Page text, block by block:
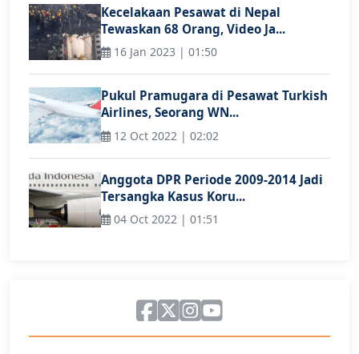
Kecelakaan Pesawat di Nepal
Tewaskan 68 Orang, Video Ja...
16 Jan 2023 | 01:50
Pukul Pramugara di Pesawat Turkish
Airlines, Seorang WN...
12 Oct 2022 | 02:02
Anggota DPR Periode 2009-2014 Jadi
Tersangka Kasus Koru...
04 Oct 2022 | 01:51